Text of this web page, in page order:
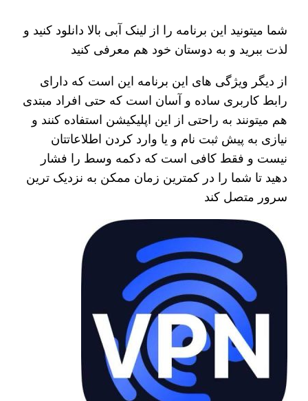
شما میتونید این برنامه را از لینک آبی بالا دانلود کنید و
لذت ببرید و به دوستان خود هم معرفی کنید
از دیگر ویژگی های این برنامه این است که دارای
رابط کاربری ساده و آسان است که حتی افراد مبتدی
هم میتونند به راحتی از این اپلیکیشن استفاده کنند و
نیازی به پیش ثبت نام و یا وارد کردن اطلاعاتتان
نیست و فقط کافی است که دکمه وسط را فشار
دهید تا شما را در کمترین زمان ممکن به نزدیک ترین
سرور متصل کند